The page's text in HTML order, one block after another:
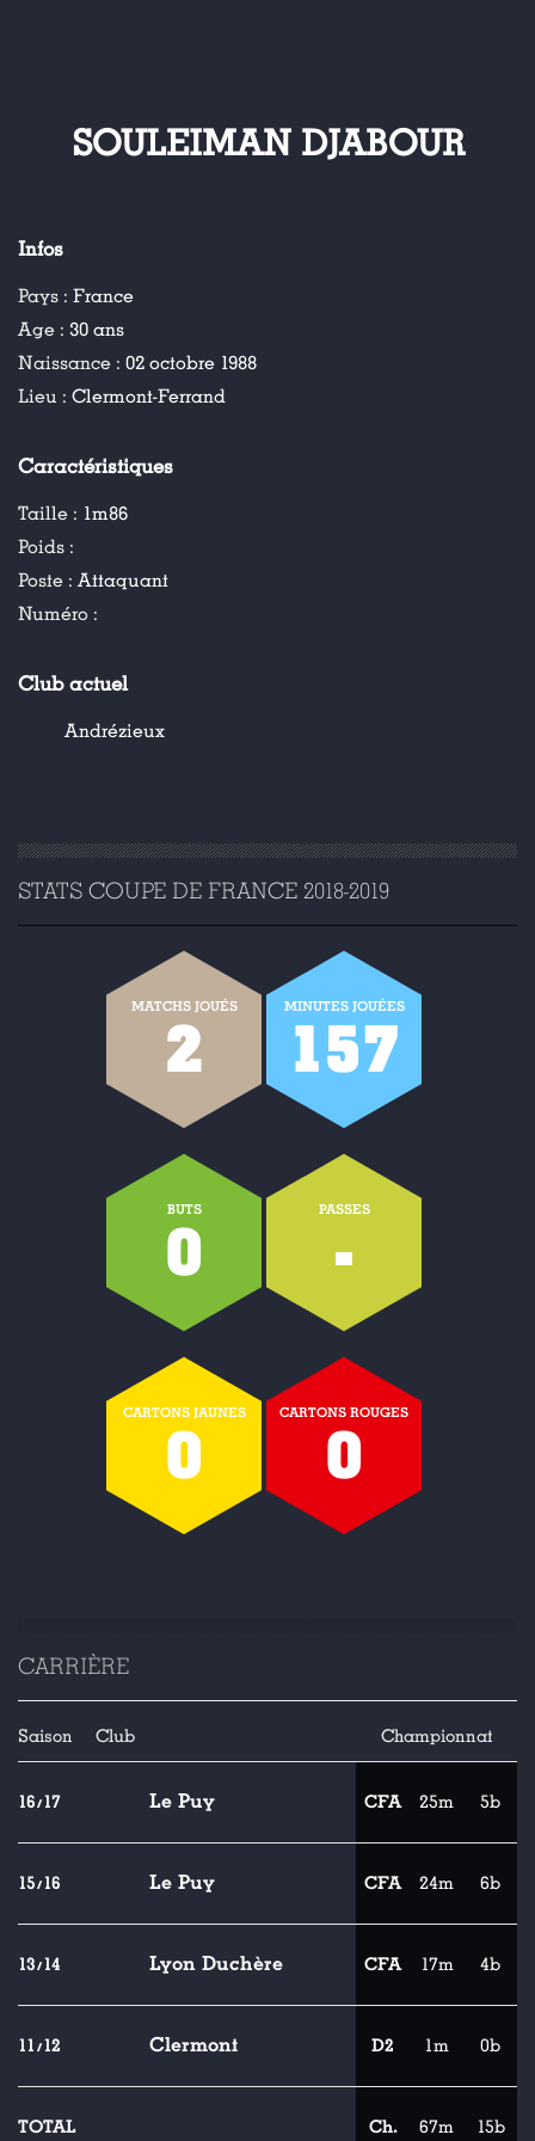
SOULEIMAN DJABOUR
Infos
Pays : France
Age : 30 ans
Naissance : 02 octobre 1988
Lieu : Clermont-Ferrand
Caractéristiques
Taille : 1m86
Poids :
Poste : Attaquant
Numéro :
Club actuel
Andrézieux
STATS COUPE DE FRANCE 2018-2019
MATCHS JOUÉS
2
MINUTES JOUÉES
157
BUTS
0
PASSES
-
CARTONS JAUNES
0
CARTONS ROUGES
0
CARRIÈRE
Saison Club Championnat
16/17 Le Puy CFA 25m 5b
15/16 Le Puy CFA 24m 6b
13/14 Lyon Duchère CFA 17m 4b
11/12 Clermont D2 1m 0b
TOTAL Ch. 67m 15b